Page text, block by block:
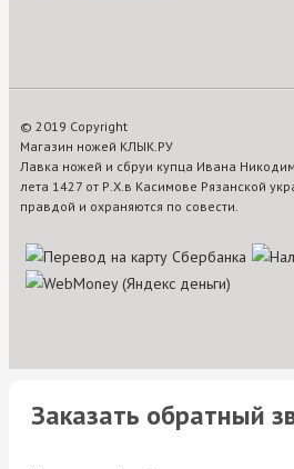
© 2019 Copyright
Магазин ножей КЛЫК.РУ
Лавка ножей и сбруи купца Ивана
лета 1427 от Р.Х.в Касимове Рязанской
правдой и охраняются по совести.
Заказать обратный